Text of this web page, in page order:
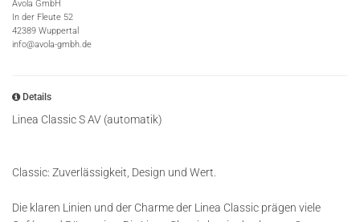
Avola GmbH
In der Fleute 52
42389 Wuppertal
info@avola-gmbh.de
Details
Linea Classic S AV (automatik)
Classic: Zuverlässigkeit, Design und Wert.
Die klaren Linien und der Charme der Linea Classic prägen viele